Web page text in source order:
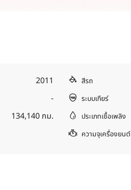
2011
-
134,140 กม.
สีรถ
ระบบเกียร์
ประเภทเชื้อเพลิง
ความจุเครื่องยนต์